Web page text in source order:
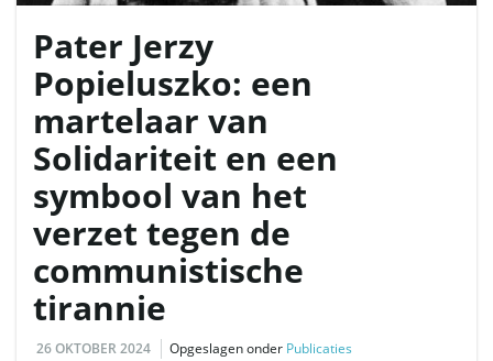
Pater Jerzy
Popieluszko: een
martelaar van
Solidariteit en een
symbool van het
verzet tegen de
communistische
tirannie
26 OKTOBER 2024 Opgeslagen onder Publicaties